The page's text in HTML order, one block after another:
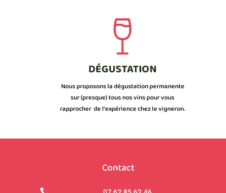
DÉGUSTATION
Nous proposons la dégustation permanente
sur (presque) tous nos vins pour vous
rapprocher de l’expérience chez le vigneron.
Contact